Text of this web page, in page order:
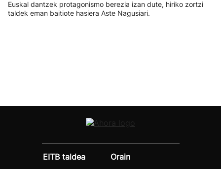
Euskal dantzek protagonismo berezia izan dute, hiriko zortzi
taldek eman baitiote hasiera Aste Nagusiari.
EITB taldea
Orain